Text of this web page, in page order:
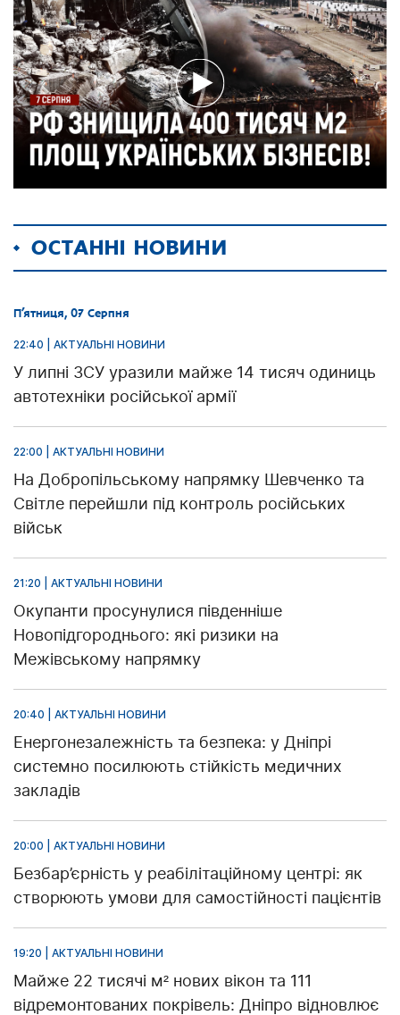
ОСТАННІ НОВИНИ
П’ятниця, 07 Серпня
22:40 | АКТУАЛЬНІ НОВИНИ
У липні ЗСУ уразили майже 14 тисяч одиниць
автотехніки російської армії
22:00 | АКТУАЛЬНІ НОВИНИ
На Добропільському напрямку Шевченко та
Світле перейшли під контроль російських
військ
21:20 | АКТУАЛЬНІ НОВИНИ
Окупанти просунулися південніше
Новопідгороднього: які ризики на
Межівському напрямку
20:40 | АКТУАЛЬНІ НОВИНИ
Енергонезалежність та безпека: у Дніпрі
системно посилюють стійкість медичних
закладів
20:00 | АКТУАЛЬНІ НОВИНИ
Безбар’єрність у реабілітаційному центрі: як
створюють умови для самостійності пацієнтів
19:20 | АКТУАЛЬНІ НОВИНИ
Майже 22 тисячі м² нових вікон та 111
відремонтованих покрівель: Дніпро відновлює